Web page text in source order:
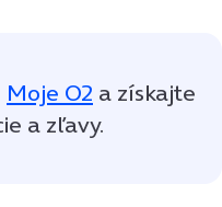
Moje O2 a získajte
a zľavy.